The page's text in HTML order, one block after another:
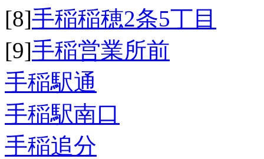
[8]手稲稲穂2条5丁目
[9]手稲営業所前
手稲駅通
手稲駅南口
手稲追分